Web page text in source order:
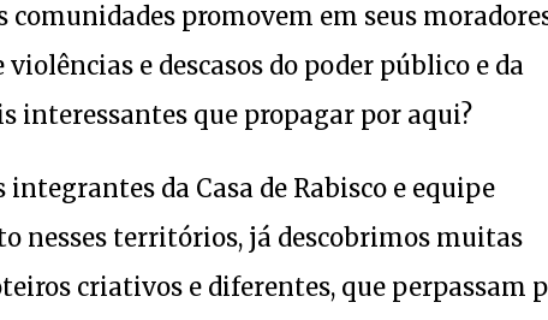
comunidades promovem em seus
e descasos do poder público e da
interessantes que propagar por aqui?
da Casa de Rabisco e equipe
nesses territórios, já descobrimos muitas
criativos e diferentes, que perpassam